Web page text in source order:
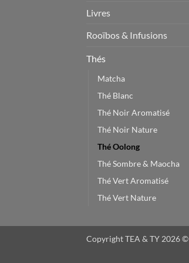
Livres
Rooïbos & Infusions
Thés
Matcha
Thé Blanc
Thé Noir Aromatisé
Thé Noir Nature
Thé Oolong
Thé Sombre & Maocha
Thé Vert Aromatisé
Thé Vert Nature
Copyright TEA & TY 2026 ©